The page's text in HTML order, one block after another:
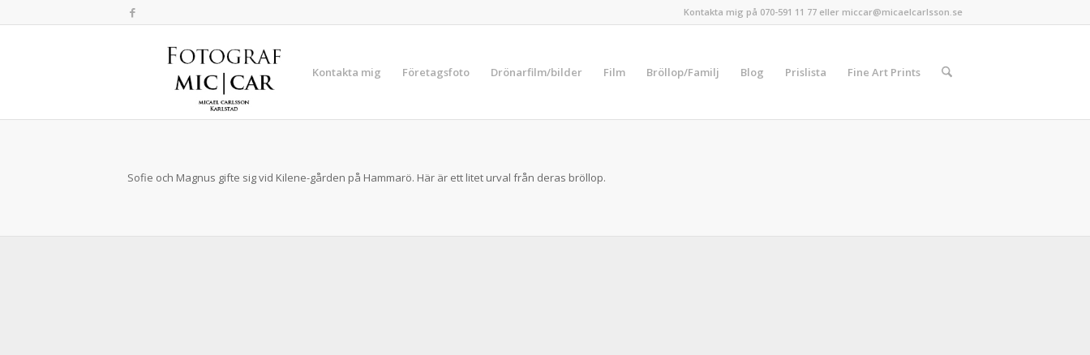
Kontakta mig på 070-591 11 77 eller miccar@micaelcarlsson.se
Kontakta mig Företagsfoto Drönarfilm/bilder Film Bröllop/Familj Blog Prislista Fine Art Prints
Sofie och Magnus gifte sig vid Kilene-gården på Hammarö. Här är ett litet urval från deras bröllop.